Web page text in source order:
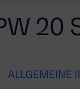
20
ALLGEMEINE